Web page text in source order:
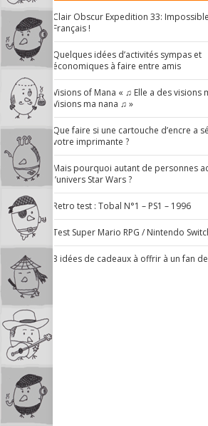
Clair Obscur Expedition 33:
Français !
Quelques idées d’activités sympas et
économiques à faire entre amis
Visions of Mana « ♫ Elle a des visions
Visions ma nana ♫ »
Que faire si une cartouche d’encre a
votre imprimante ?
Mais pourquoi autant de personnes
l’univers Star Wars ?
Retro test : Tobal N°1 – PS1 – 1996
Test Super Mario RPG / Nintendo
3 idées de cadeaux à offrir à un fan